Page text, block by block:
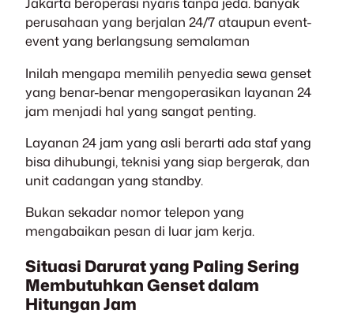
perusahaan yang berjalan 24/7 ataupun event-
event yang berlangsung semalaman
Inilah mengapa memilih penyedia sewa genset
yang benar-benar mengoperasikan layanan 24
jam menjadi hal yang sangat penting.
Layanan 24 jam yang asli berarti ada staf yang
bisa dihubungi, teknisi yang siap bergerak, dan
unit cadangan yang standby.
Bukan sekadar nomor telepon yang
mengabaikan pesan di luar jam kerja.
Situasi Darurat yang Paling Sering
Membutuhkan Genset dalam
Hitungan Jam